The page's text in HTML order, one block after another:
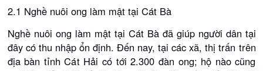
2.1 Nghề nuôi ong làm mật tại Cát Bà
Nghề nuôi ong làm mật tại Cát Bà đã giúp người dân tại
đây có thu nhập ổn định. Đến nay, tại các xã, thị trấn trên
địa bàn tỉnh Cát Hải có tới 2.300 đàn ong; hộ nào cũng